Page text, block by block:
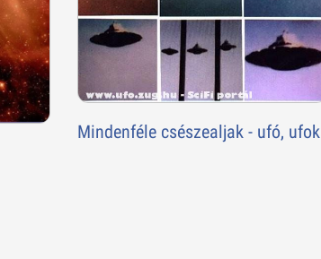
Mindenféle csészealjak - ufó, ufok